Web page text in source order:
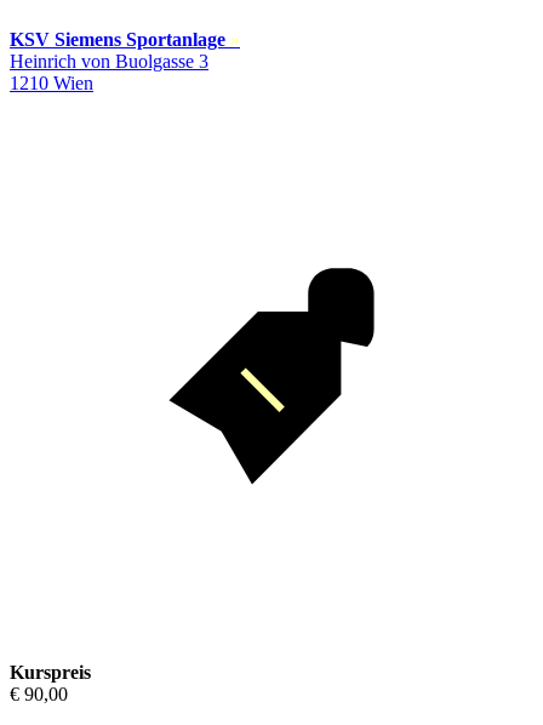
KSV Siemens Sportanlage »
Heinrich von Buolgasse 3
1210 Wien
Kurspreis
€ 90,00